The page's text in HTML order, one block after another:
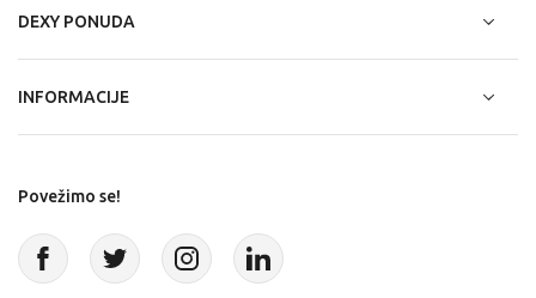
DEXY PONUDA
INFORMACIJE
Povežimo se!